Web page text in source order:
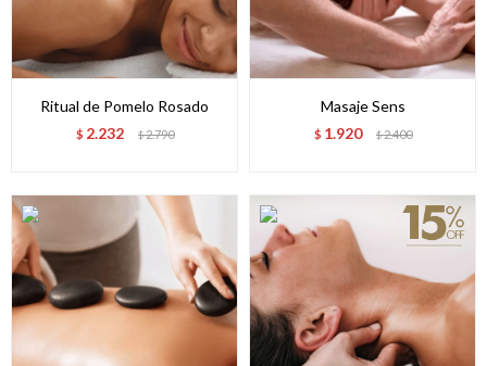
Ritual de Pomelo Rosado
$ 2.232 $2.790
Masaje Sens
$ 1.920 $2.400